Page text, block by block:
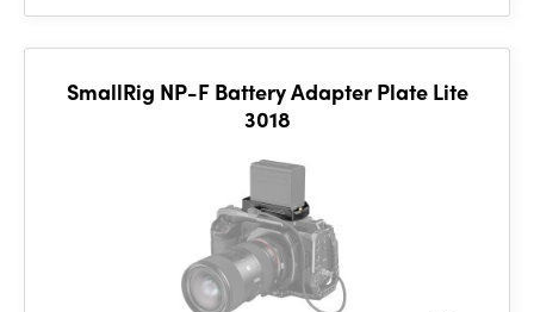
SmallRig NP-F Battery Adapter Plate Lite
3018